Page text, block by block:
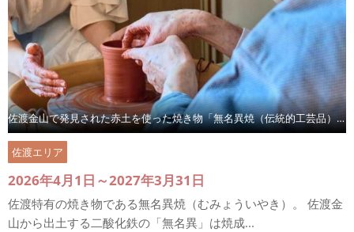
佐渡金山で発見された赤土を使った焼き物「無名異焼（伝統的工芸品）」を作ろう！
佐渡エリア
2026年4月1日～2027年3月31日
佐渡特有の焼き物である無名異焼（むみょういやき）。 佐渡金
山から出土する二酸化鉄の「無名異」は焼成...